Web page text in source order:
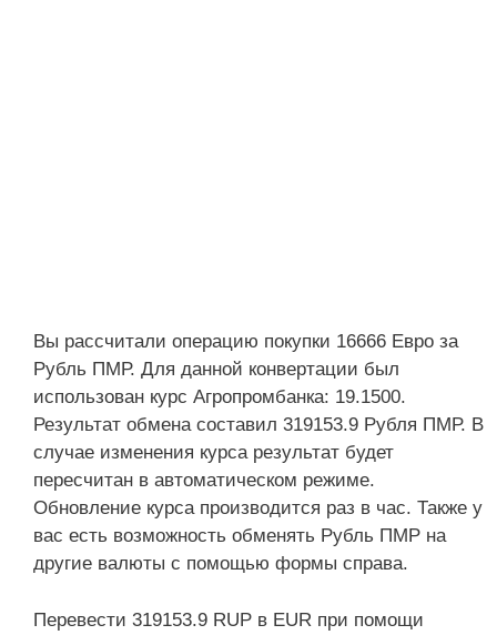
Вы рассчитали операцию покупки 16666 Евро за
Рубль ПМР. Для данной конвертации был
использован курс Агропромбанка: 19.1500.
Результат обмена составил 319153.9 Рубля ПМР. В
случае изменения курса результат будет
пересчитан в автоматическом режиме.
Обновление курса производится раз в час. Также у
вас есть возможность обменять Рубль ПМР на
другие валюты с помощью формы справа.
Перевести 319153.9 RUP в EUR при помощи